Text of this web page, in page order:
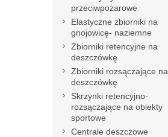
przeciwpożarowe
Elastyczne zbiorniki na
gnojowicę- naziemne
Zbiorniki retencyjne na
deszczówkę
Zbiorniki rozsączające na
deszczówkę
Skrzynki retencyjno-
rozsączające na obiekty
sportowe
Centrale deszczowe